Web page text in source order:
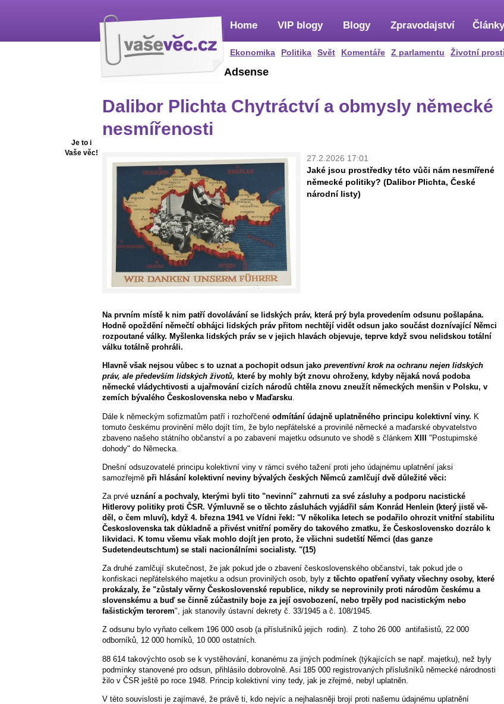
Home
Ekonomika Politika Svět Komentáře Z parlamentu Životní
VIP blogy Blogy Zpravodajství Články
Je to i
Vaše věc!
Adsense
Dalibor Plichta Chytráctví a obmysly německé
nesmířenosti
27.2.2026 17:01
Jaké jsou prostředky této vůči nám nesmířené
německé politiky? (Dalibor Plichta, České
národní listy)
Na prvním místě k nim patří dovolávání se lidských práv, která prý byla provedením odsunu pošlapána.
Hodně opoždění němečtí obhájci lidských práv přitom nechtějí vidět odsun jako součást doznívající Němci
rozpoutané války. Myšlenka lidských práv se v jejich hlavách objevuje, teprve když svou nelidskou totální
válku totálně prohráli.
Hlavně však nejsou vůbec s to uznat a pochopit od­sun jako preventivní krok na ochranu nejen lidských
práv, ale především lidských životů, které by mohly být znovu ohroženy, kdyby nějaká nová podoba
německé vládychtivosti a ujařmování cizích národů chtěla znovu zneužít německých menšin v Polsku, v
zemích bývalého Československa nebo v Maďarsku.
Dále k německým sofizmatům patří i rozhořčené odmítání údajně uplatněného principu kolektivní viny. K
tomuto českému provinění mělo dojít tím, že bylo nepřátelské a provinilé německé a maďarské obyvatel­stvo
zbaveno našeho státního občanství a po zabavení majetku odsunuto ve shodě s článkem XIII "Postupimské
dohody" do Německa.
Dnešní odsuzovatelé principu kolektivní viny v rámci svého tažení proti jeho údajnému uplatnění jaksi
samozřejmě při hlásání kolektivní neviny bývalých českých Němců zamlčují dvě důležité věci:
Za prvé uznání a pochvaly, kterými byli tito "nevinní" zahrnuti za své zásluhy a podporu nacistické
Hitlerovy politiky proti ČSR. Výmluvně se o těchto zásluhách vyjádřil sám Konrád Henlein (který jistě vě­
děl, o čem mluví), když 4. března 1941 ve Vídni řekl: "V několika letech se podařilo ohrozit vnitřní stabilitu
Československa tak důkladně a přivést vnitřní poměry do takového zmatku, že Československo dozrálo k
likvidaci. K tomu všemu však mohlo dojít jen proto, že všichni sudetští Němci (das ganze
Sudetendeutschtum) se stali nacionálními socialisty. "(15)
Za druhé zamlčují skutečnost, že jak pokud jde o zbavení československého občanství, tak pokud jde o
konfiskaci nepřátelského majetku a odsun provini­lých osob, byly z těchto opatření vyňaty všechny osoby, které
prokázaly, že "zůstaly věrny Československé republice, nikdy se neprovinily proti národům českému a
slovenskému a buď se činně zúčastnily boje za její osvobození, nebo trpěly pod nacistickým nebo
fašistickým terorem", jak stanovily ústavní de­krety č. 33/1945 a č. 108/1945.
Z odsunu bylo vyňato celkem 196 000 osob (a příslušníků jejich rodin). Z toho 26 000 antifašistů, 22 000
odborníků, 12 000 horníků, 10 000 ostatních.
88 614 takovýchto osob se k vystěhování, kona­nému za jiných podmínek (týkajících se např. majetku), než byly
podmínky stanovené pro odsun, přihlásilo dobrovolně. Asi 185 000 registrovaných příslušníků německé národnosti
žilo v ČSR ještě po roce 1948. Princip kolektivní viny tedy, jak je zřejmé, nebyl uplatněn.
V této souvislosti je zajímavé, že právě ti, kdo nejvíc a nejhalasněji brojí proti našemu údajnému uplat­nění